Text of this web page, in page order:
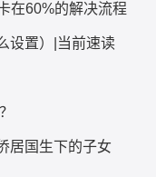
在60%的解决流程
设置）|当前速读
居国生下的子女